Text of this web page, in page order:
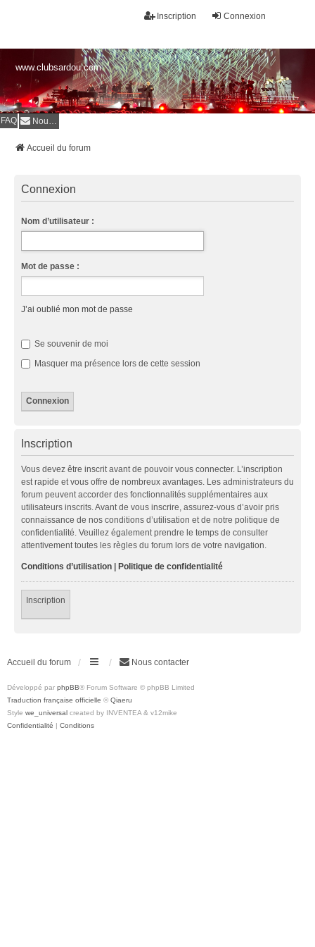
Connexion
Inscription
www.clubsardou.com
FAQ Nous contacter
Accueil du forum
Connexion
Nom d’utilisateur :
Mot de passe :
J’ai oublié mon mot de passe
Se souvenir de moi
Masquer ma présence lors de cette session
Inscription
Vous devez être inscrit avant de pouvoir vous connecter. L’inscription
est rapide et vous offre de nombreux avantages. Les administrateurs du
forum peuvent accorder des fonctionnalités supplémentaires aux
utilisateurs inscrits. Avant de vous inscrire, assurez-vous d’avoir pris
connaissance de nos conditions d’utilisation et de notre politique de
confidentialité. Veuillez également prendre le temps de consulter
attentivement toutes les règles du forum lors de votre navigation.
Conditions d’utilisation | Politique de confidentialité
Inscription
Accueil du forum Nous contacter
Développé par phpBB® Forum Software © phpBB Limited
Traduction française officielle © Qiaeru
Style we_universal created by INVENTEA & v12mike
Confidentialité | Conditions